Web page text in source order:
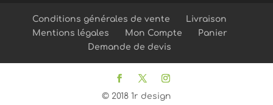
Conditions générales de vente
Livraison
Mentions légales
Mon Compte
Panier
Demande de devis
© 2018 1r design